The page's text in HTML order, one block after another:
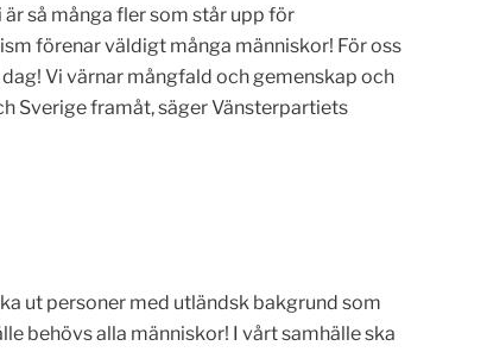
så många fler som står upp för
förenar väldigt många människor! För oss
Vi värnar mångfald och gemenskap och
Sverige framåt, säger Vänsterpartiets
ut personer med utländsk bakgrund som
behövs alla människor! I vårt samhälle ska